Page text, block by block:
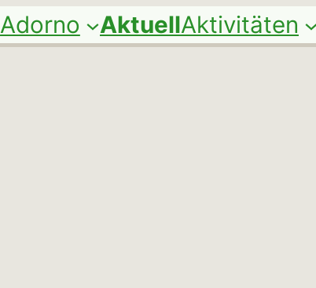
Adorno AktuellAktivitäten